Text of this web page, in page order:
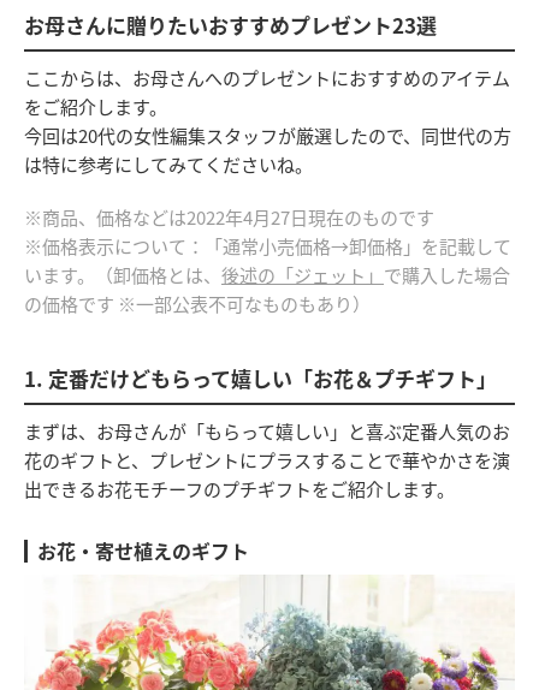
お母さんに贈りたいおすすめプレゼント23選
ここからは、お母さんへのプレゼントにおすすめのアイテム
をご紹介します。
今回は20代の女性編集スタッフが厳選したので、同世代の方
は特に参考にしてみてくださいね。
※商品、価格などは2022年4月27日現在のものです
※価格表示について：「通常小売価格→卸価格」を記載して
います。（卸価格とは、 後述の「ジェット」 で購入した場合
の価格です ※一部公表不可なものもあり）
1. 定番だけどもらって嬉しい「お花＆プチギフト」
まずは、お母さんが「もらって嬉しい」と喜ぶ定番人気のお
花のギフトと、プレゼントにプラスすることで華やかさを演
出できるお花モチーフのプチギフトをご紹介します。
お花・寄せ植えのギフト